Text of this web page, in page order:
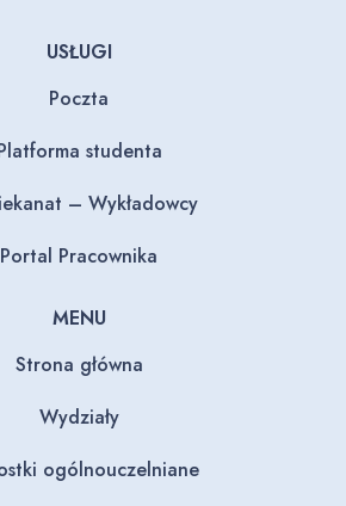
USŁUGI
Poczta
studenta
– Wykładowcy
Portal Pracownika
MENU
Strona główna
Wydziały
ogólnouczelniane